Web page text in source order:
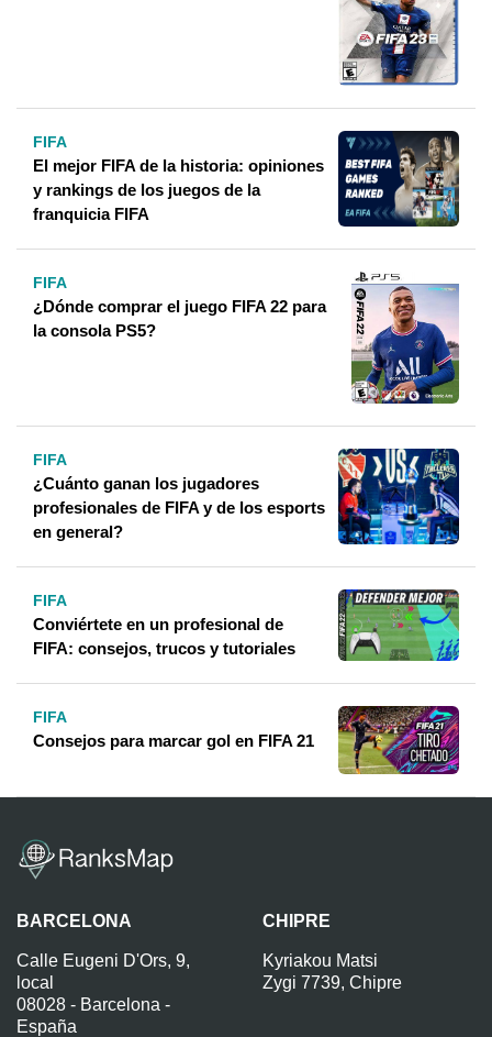
FIFA
El mejor FIFA de la historia: opiniones
y rankings de los juegos de la
franquicia FIFA
FIFA
¿Dónde comprar el juego FIFA 22 para
la consola PS5?
FIFA
¿Cuánto ganan los jugadores
profesionales de FIFA y de los esports
en general?
FIFA
Conviértete en un profesional de
FIFA: consejos, trucos y tutoriales
FIFA
Consejos para marcar gol en FIFA 21
BARCELONA
Calle Eugeni D'Ors, 9,
local
08028 - Barcelona -
España
CHIPRE
Kyriakou Matsi
Zygi 7739, Chipre